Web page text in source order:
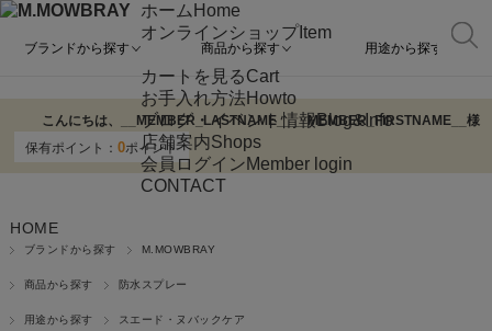
ホーム Home
オンラインショップItem
カートを見るCart
お手入れ方法Howto
ブログ・イベント情報Blog&Info
店舗案内Shops
会員ログインMember login
CONTACT
ブランドから探す 商品から探す 用途から探す
こんにちは、 __MEMBER_LASTNAME____MEMBER_FIRSTNAME__ 様
保有ポイント：0ポイント
HOME
ブランドから探す M.MOWBRAY
商品から探す 防水スプレー
用途から探す スエード・ヌバックケア